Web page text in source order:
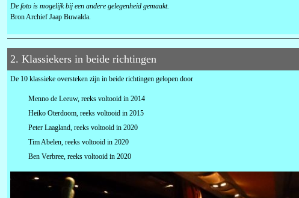
De foto is mogelijk bij een andere gelegenheid gemaakt.
Bron Archief Jaap Buwalda.
2. Klassiekers in beide richtingen
De 10 klassieke oversteken zijn in beide richtingen gelopen door
Menno de Leeuw, reeks voltooid in 2014
Heiko Oterdoom, reeks voltooid in 2015
Peter Laagland, reeks voltooid in 2020
Tim Abelen, reeks voltooid in 2020
Ben Verbree, reeks voltooid in 2020